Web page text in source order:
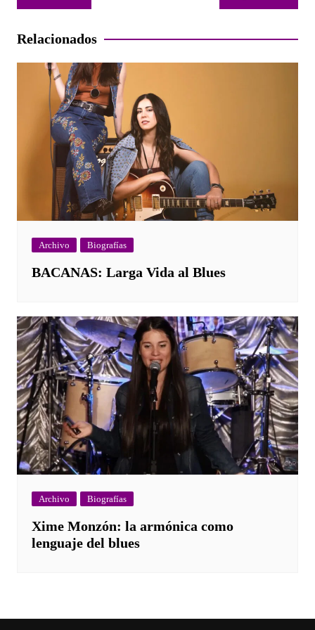
de
entradas
Relacionados
Archivo Biografías
BACANAS: Larga Vida al Blues
Archivo Biografías
Xime Monzón: la armónica como
lenguaje del blues